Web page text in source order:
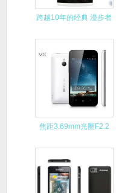
跨越10年的经典 漫步者
焦距3.69mm光圈F2.2